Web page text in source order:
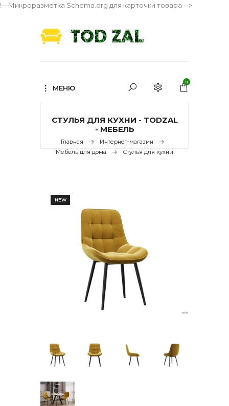
!-- Микроразметка Schema.org для карточки товара -->
МЕНЮ
0
СТУЛЬЯ ДЛЯ КУХНИ - TODZAL
- МЕБЕЛЬ
Главная
Интернет-магазин
Мебель для дома
Стулья для кухни
NEW